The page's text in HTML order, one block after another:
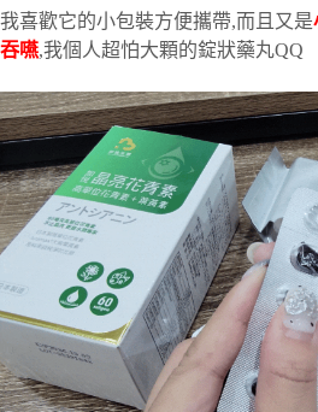
我喜歡它的小包裝方便攜帶,而且又是
吞嚥,我個人超怕大顆的錠狀藥丸QQ